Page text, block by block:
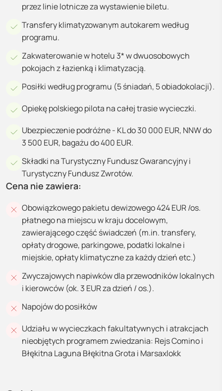
przez linie lotnicze za wystawienie biletu.
Transfery klimatyzowanym autokarem według
programu.
Zakwaterowanie w hotelu 3* w dwuosobowych
pokojach z łazienką i klimatyzacją.
Posiłki według programu (5 śniadań, 5 obiadokolacji).
Opiekę polskiego pilota na całej trasie wycieczki.
Ubezpieczenie podróżne - KL do 30 000 EUR, NNW do
3 500 EUR, bagażu do 400 EUR.
Składki na Turystyczny Fundusz Gwarancyjny i
Turystyczny Fundusz Zwrotów.
Cena nie zawiera:
Obowiązkowego pakietu dewizowego 424 EUR /os.
płatnego na miejscu w kraju docelowym,
zawierającego część świadczeń (m.in. transfery,
opłaty drogowe, parkingowe, podatki lokalne i
miejskie, opłaty klimatyczne za każdy dzień etc.)
Zwyczajowych napiwków dla przewodników lokalnych
i kierowców (ok. 3 EUR za dzień / os.).
Napojów do posiłków
Udziału w wycieczkach fakultatywnych i atrakcjach
nieobjętych programem zwiedzania: Rejs Comino i
Błękitna Laguna Błękitna Grota i Marsaxlokk